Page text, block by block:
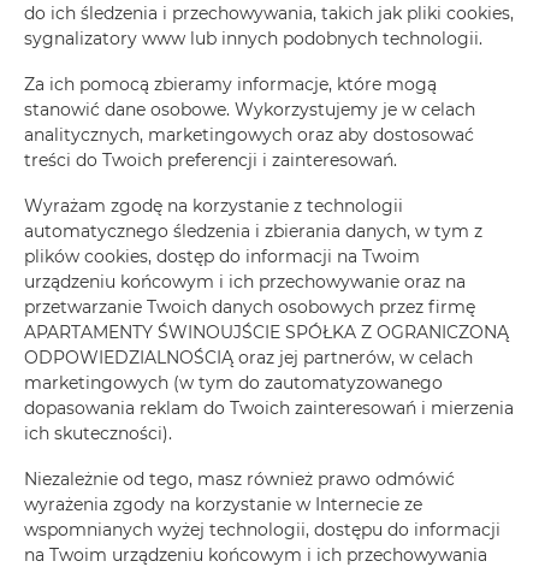
Szukaj Filtry 1
Dzielnica Nadmorska strona zachodnia
Dzielnica Nadmorska
do ich śledzenia i przechowywania, takich jak pliki cookies,
sygnalizatory www lub innych podobnych technologii.
Za ich pomocą zbieramy informacje, które mogą
stanowić dane osobowe. Wykorzystujemy je w celach
analitycznych, marketingowych oraz aby dostosować
treści do Twoich preferencji i zainteresowań.
Wyrażam zgodę na korzystanie z technologii
automatycznego śledzenia i zbierania danych, w tym z
plików cookies, dostęp do informacji na Twoim
urządzeniu końcowym i ich przechowywanie oraz na
przetwarzanie Twoich danych osobowych przez firmę
APARTAMENTY ŚWINOUJŚCIE SPÓŁKA Z OGRANICZONĄ
ODPOWIEDZIALNOŚCIĄ oraz jej partnerów, w celach
marketingowych (w tym do zautomatyzowanego
dopasowania reklam do Twoich zainteresowań i mierzenia
ich skuteczności).
Niezależnie od tego, masz również prawo odmówić
wyrażenia zgody na korzystanie w Internecie ze
wspomnianych wyżej technologii, dostępu do informacji
na Twoim urządzeniu końcowym i ich przechowywania